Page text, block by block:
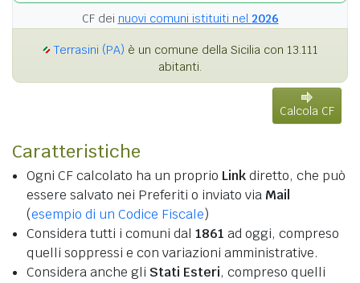
CF dei nuovi comuni istituiti nel 2026
Terrasini (PA) è un comune della Sicilia con 13.111
abitanti.
Calcola CF
Caratteristiche
Ogni CF calcolato ha un proprio Linkdiretto, che può
essere salvato nei Preferiti o inviato via Mail
(esempio di un Codice Fiscale)
Considera tutti i comuni dal 1861 ad oggi, compreso
quelli soppressi e con variazioni amministrative.
Considera anche gli Stati Esteri, compreso quelli